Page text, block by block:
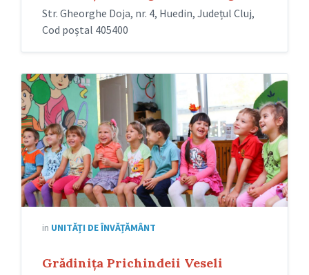
Str. Gheorghe Doja, nr. 4, Huedin, Județul Cluj,
Cod poștal 405400
in UNITĂȚI DE ÎNVĂȚĂMÂNT
Grădinița Prichindeii Veseli